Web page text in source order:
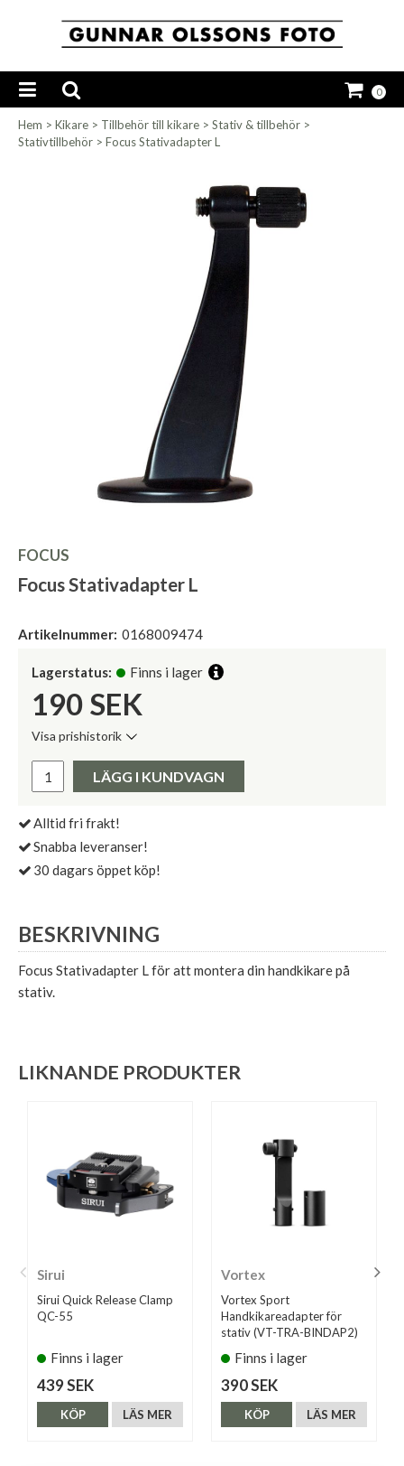
0
Hem > Kikare > Tillbehör till kikare > Stativ & tillbehör >
Stativtillbehör > Focus Stativadapter L
FOCUS
Focus Stativadapter L
Artikelnummer: 0168009474
Lagerstatus: Finns i lager
190 SEK
Visa prishistorik
Pris:
LÄGG I KUNDVAGN
Alltid fri frakt!
Snabba leveranser!
30 dagars öppet köp!
BESKRIVNING
Focus Stativadapter L för att montera din handkikare på
stativ.
LIKNANDE PRODUKTER
Sirui
Sirui Quick Release Clamp
QC-55
Finns i lager
439 SEK
LÄS MER
KÖP
Vortex
Vortex Sport
Handkikareadapter för
stativ (VT-TRA-BINDAP2)
Finns i lager
390 SEK
LÄS MER
KÖP